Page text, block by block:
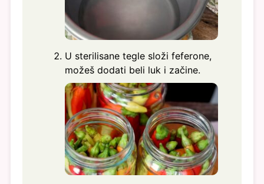
U sterilisane tegle složi feferone,
možeš dodati beli luk i začine.